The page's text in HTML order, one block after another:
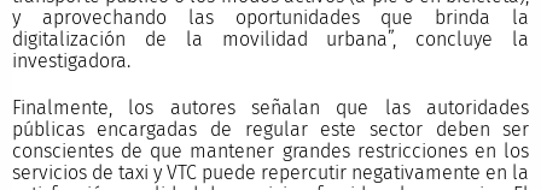
y aprovechando las oportunidades que brinda la
digitalización de la movilidad urbana”, concluye la
investigadora.
Finalmente, los autores señalan que las autoridades
públicas encargadas de regular este sector deben ser
conscientes de que mantener grandes restricciones en los
servicios de taxi y VTC puede repercutir negativamente en la